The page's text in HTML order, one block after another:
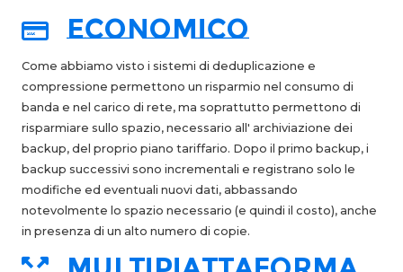
economico
Come abbiamo visto i sistemi di deduplicazione e
compressione permettono un risparmio nel consumo di
banda e nel carico di rete, ma soprattutto permettono di
risparmiare sullo spazio, necessario all' archiviazione dei
backup, del proprio piano tariffario. Dopo il primo backup, i
backup successivi sono incrementali e registrano solo le
modifiche ed eventuali nuovi dati, abbassando
notevolmente lo spazio necessario (e quindi il costo), anche
in presenza di un alto numero di copie.